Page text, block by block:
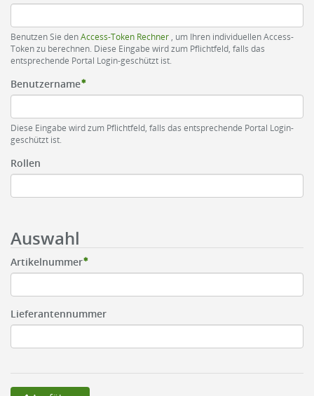
Benutzen Sie denAccess-Token Rechner
, um Ihren individuellen Access-
Token zu berechnen. Diese Eingabe wird zum Pflichtfeld, falls das
entsprechende Portal Login-geschützt ist.
Benutzername
Diese Eingabe wird zum Pflichtfeld, falls das entsprechende Portal Login-
geschützt ist.
Rollen
Auswahl
Artikelnummer
Lieferantennummer